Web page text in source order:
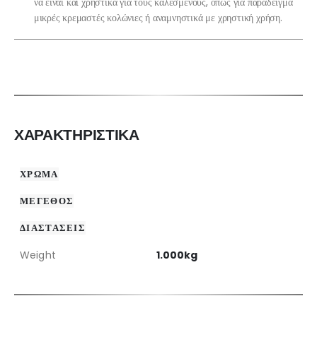
μικρές κρεμαστές κολώνιες ή αναμνηστικά με χρηστική χρήση.
ΧΑΡΑΚΤΗΡΙΣΤΙΚΑ
ΧΡΩΜΑ
ΜΕΓΕΘΟΣ
ΔΙΑΣΤΑΣΕΙΣ
Weight 1.000kg